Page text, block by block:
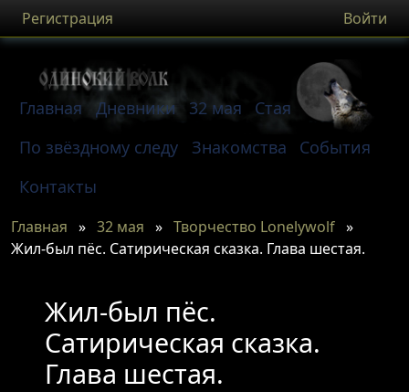
Регистрация Войти
Главная Дневники 32 мая
Стая
По звёздному следу
Знакомства
События
Контакты
Главная » 32 мая » Творчество Lonelywolf »
Жил-был пёс. Сатирическая сказка. Глава шестая.
Жил-был пёс.
Сатирическая сказка.
Глава шестая.